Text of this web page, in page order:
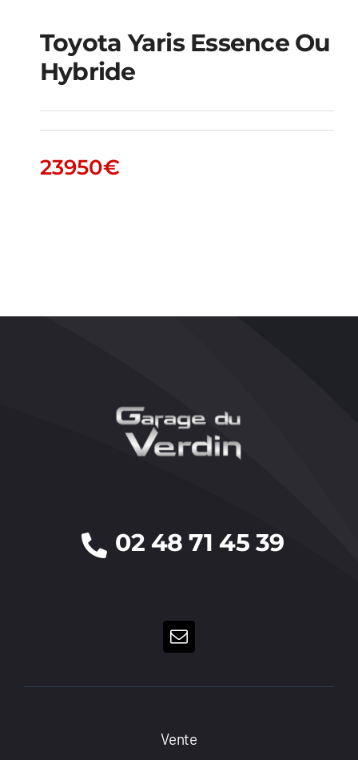
Toyota Yaris essence
ou hybride
Toyota Yaris Essence Ou
Hybride
23950€
02 48 71 45 39
Vente